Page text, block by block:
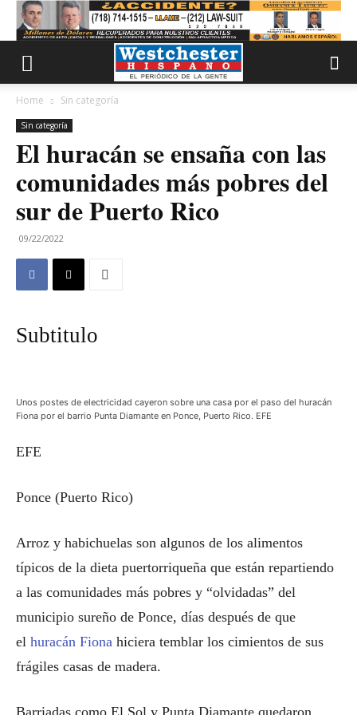
Home Sin categoría
Sin categoría
El huracán se ensaña con las
comunidades más pobres del
sur de Puerto Rico
09/22/2022
Subtitulo
Unos postes de electricidad cayeron sobre una casa por el paso del huracán
Fiona por el barrio Punta Diamante en Ponce, Puerto Rico. EFE
EFE
Ponce (Puerto Rico)
Arroz y habichuelas son algunos de los alimentos
típicos de la dieta puertorriqueña que están repartiendo
a las comunidades más pobres y “olvidadas” del
municipio sureño de Ponce, días después de que
el huracán Fiona hiciera temblar los cimientos de sus
frágiles casas de madera.
Barriadas como El Sol y Punta Diamante quedaron